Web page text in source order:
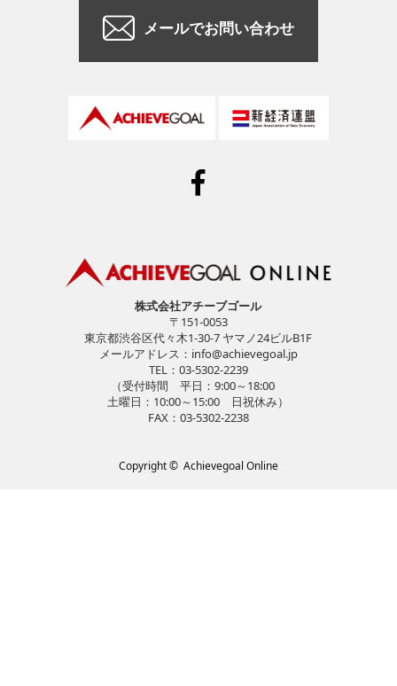
メールでお問い合わせ
株式会社アチーブゴール
〒151-0053
東京都渋谷区代々木1-30-7 ヤマノ24ビルB1F
メールアドレス： info@achievegoal.jp
TEL：03-5302-2239
（受付時間 平日：9:00～18:00
土曜日：10:00～15:00 日祝休み）
FAX：03-5302-2238
Copyright © Achievegoal Online